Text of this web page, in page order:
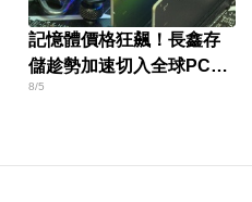
記憶體價格狂飆！長鑫存
儲趁勢加速切入全球PC市
場
8/5